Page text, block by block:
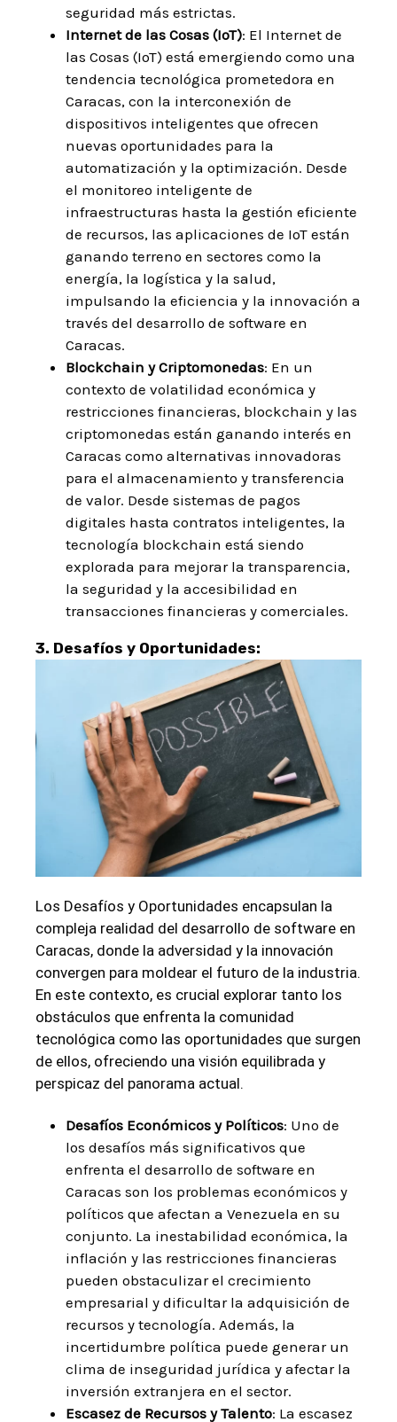
seguridad más estrictas.
Internet de las Cosas (IoT): El Internet de
las Cosas (IoT) está emergiendo como una
tendencia tecnológica prometedora en
Caracas, con la interconexión de
dispositivos inteligentes que ofrecen
nuevas oportunidades para la
automatización y la optimización. Desde
el monitoreo inteligente de
infraestructuras hasta la gestión eficiente
de recursos, las aplicaciones de IoT están
ganando terreno en sectores como la
energía, la logística y la salud,
impulsando la eficiencia y la innovación a
través del desarrollo de software en
Caracas.
Blockchain y Criptomonedas: En un
contexto de volatilidad económica y
restricciones financieras, blockchain y las
criptomonedas están ganando interés en
Caracas como alternativas innovadoras
para el almacenamiento y transferencia
de valor. Desde sistemas de pagos
digitales hasta contratos inteligentes, la
tecnología blockchain está siendo
explorada para mejorar la transparencia,
la seguridad y la accesibilidad en
transacciones financieras y comerciales.
3. Desafíos y Oportunidades:
Los Desafíos y Oportunidades encapsulan la
compleja realidad del desarrollo de software en
Caracas, donde la adversidad y la innovación
convergen para moldear el futuro de la industria.
En este contexto, es crucial explorar tanto los
obstáculos que enfrenta la comunidad
tecnológica como las oportunidades que surgen
de ellos, ofreciendo una visión equilibrada y
perspicaz del panorama actual.
Desafíos Económicos y Políticos: Uno de
los desafíos más significativos que
enfrenta el desarrollo de software en
Caracas son los problemas económicos y
políticos que afectan a Venezuela en su
conjunto. La inestabilidad económica, la
inflación y las restricciones financieras
pueden obstaculizar el crecimiento
empresarial y dificultar la adquisición de
recursos y tecnología. Además, la
incertidumbre política puede generar un
clima de inseguridad jurídica y afectar la
inversión extranjera en el sector.
Escasez de Recursos y Talento: La escasez